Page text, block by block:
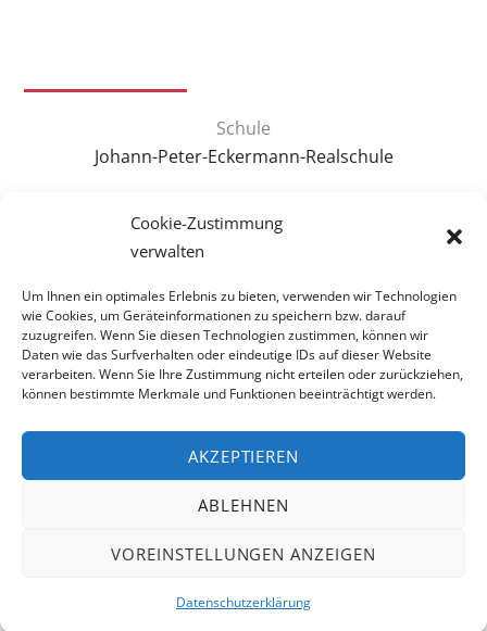
Cookie-Zustimmung
verwalten
Um Ihnen ein optimales Erlebnis zu bieten, verwenden wir Technologien
wie Cookies, um Geräteinformationen zu speichern bzw. darauf
zuzugreifen. Wenn Sie diesen Technologien zustimmen, können wir
Daten wie das Surfverhalten oder eindeutige IDs auf dieser Website
verarbeiten. Wenn Sie Ihre Zustimmung nicht erteilen oder zurückziehen,
können bestimmte Merkmale und Funktionen beeinträchtigt werden.
AKZEPTIEREN
ABLEHNEN
VOREINSTELLUNGEN ANZEIGEN
Datenschutzerklärung
Schule
Johann-Peter-Eckermann-Realschule
To
Top
Impressum|Datenschutz